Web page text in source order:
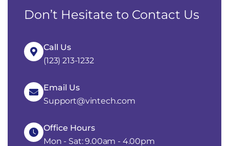
Don’t Hesitate to Contact Us
Call Us
(123) 213-1232
Email Us
Support@vintech.com
Office Hours
Mon - Sat: 9.00am - 4.00pm